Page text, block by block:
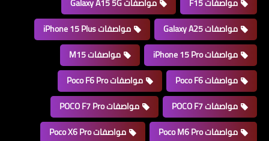
مواصفات Galaxy A25
مواصفات iPhone 15 Plus
مواصفات iPhone 15 Pro
مواصفات M15
مواصفات Poco F6
مواصفات Poco F6 Pro
مواصفات POCO F7
مواصفات POCO F7 Pro
مواصفات Poco M6 Pro
مواصفات Poco X6 Pro